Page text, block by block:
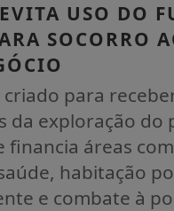
USO DO
SOCORRO
para
da exploração do
financia áreas
habitação
e combate à